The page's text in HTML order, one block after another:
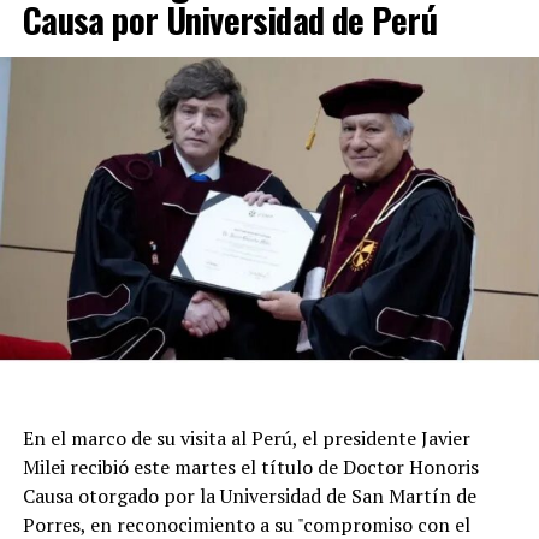
siguen con el operativo de emergencia. Los equipos de
rescate y protección civil trabajan coordinados para
asegurar zonas peligrosas y asistir a los vecinos, en
tanto la población permanece expectante por posibles
Causa por Universidad de Perú
En el marco de su visita al Perú, el presidente Javier
Milei recibió este martes el título de Doctor Honoris
Causa otorgado por la Universidad de San Martín de
Porres, en reconocimiento a su "compromiso con el